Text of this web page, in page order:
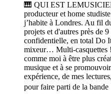
🎹 QUI EST
producteur et home
j’habite à Londres. Au fil
projets et d'autres près de
confidentielle, en total Do
mixeur… Multi-casquettes !
comme moi à être plus
musique et à se
expérience, de mes
pour faire parti de la